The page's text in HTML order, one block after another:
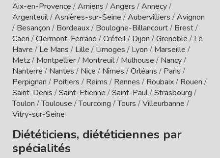
Aix-en-Provence /Amiens /Angers /Annecy/
Argenteuil/Asnières-sur-Seine /Aubervilliers /Avignon
/ Besançon / Bordeaux/ Boulogne-Billancourt/ Brest/
Caen /Clermont-Ferrand /Créteil/ Dijon /Grenoble / Le
Havre / Le Mans / Lille / Limoges / Lyon / Marseille /
Metz/ Montpellier/ Montreuil/ Mulhouse / Nancy/
Nanterre / Nantes / Nice / Nîmes /Orléans / Paris /
Perpignan / Poitiers / Reims / Rennes / Roubaix/ Rouen /
Saint-Denis /Saint-Etienne /Saint-Paul/Strasbourg /
Toulon /Toulouse /Tourcoing /Tours /Villeurbanne /
Vitry-sur-Seine
Diététiciens, diététiciennes par
spécialités